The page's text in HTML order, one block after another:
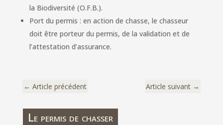
la Biodiversité (O.F.B.).
Port du permis : en action de chasse, le chasseur
doit être porteur du permis, de la validation et de
l’attestation d’assurance.
← Article précédent Article suivant →
Le permis de chasser